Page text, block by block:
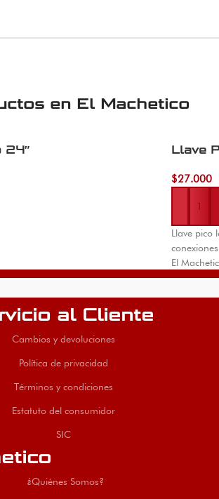
en El Machetico
24″ Llave
$27.000
Añadir al
Llave pico
El
al Cliente
Cambios y devoluciones
Política de privacidad
Términos y condiciones
Estatuto del consumidor
SIC
¿Quiénes Somos?